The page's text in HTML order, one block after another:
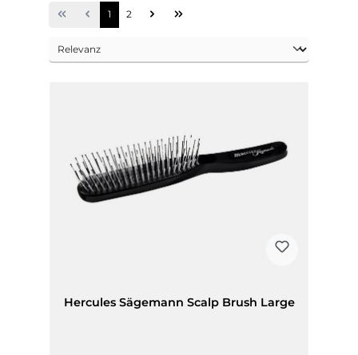
1 2
Hercules Sägemann Scalp Brush Large